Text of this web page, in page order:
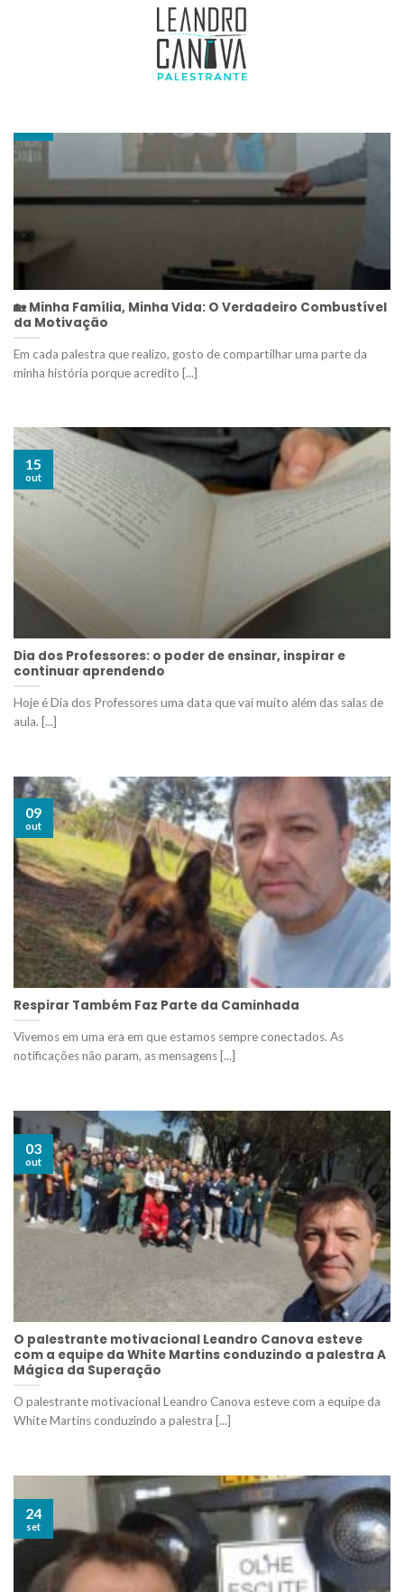
ARQUIVOS DE AUTOR:LEANDRO CANOVA
🏡 Minha Família, Minha Vida: O Verdadeiro Combustível
da Motivação
Em cada palestra que realizo, gosto de compartilhar uma parte da
minha história porque acredito [...]
Dia dos Professores: o poder de ensinar, inspirar e
continuar aprendendo
Hoje é Dia dos Professores uma data que vai muito além das salas de
aula. [...]
15
out
Respirar Também Faz Parte da Caminhada
Vivemos em uma era em que estamos sempre conectados. As
notificações não param, as mensagens [...]
09
out
O palestrante motivacional Leandro Canova esteve
com a equipe da White Martins conduzindo a palestra A
Mágica da Superação
O palestrante motivacional Leandro Canova esteve com a equipe da
White Martins conduzindo a palestra [...]
03
out
24
set